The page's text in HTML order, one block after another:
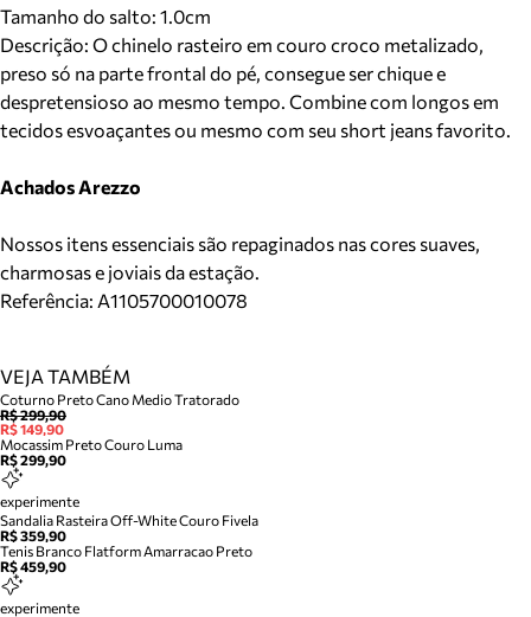
Tamanho do salto: 1.0cm
Descrição: O chinelo rasteiro em couro croco metalizado,
preso só na parte frontal do pé, consegue ser chique e
despretensioso ao mesmo tempo. Combine com longos em
tecidos esvoaçantes ou mesmo com seu short jeans favorito.
Achados Arezzo
Nossos itens essenciais são repaginados nas cores suaves,
charmosas e joviais da estação.
Referência: A1105700010078
VEJA TAMBÉM
Coturno Preto Cano Medio Tratorado
R$ 299,90
R$ 149,90
Mocassim Preto Couro Luma
R$ 299,90
experimente
Sandalia Rasteira Off-White Couro Fivela
R$ 359,90
Tenis Branco Flatform Amarracao Preto
R$ 459,90
experimente